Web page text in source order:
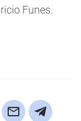
Funes.